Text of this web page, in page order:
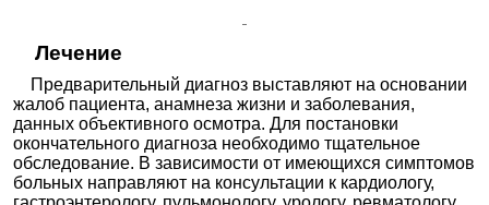
Лечение
Предварительный диагноз выставляют на основании
жалоб пациента, анамнеза жизни и заболевания,
данных объективного осмотра. Для постановки
окончательного диагноза необходимо тщательное
обследование. В зависимости от имеющихся симптомов
больных направляют на консультации к кардиологу,